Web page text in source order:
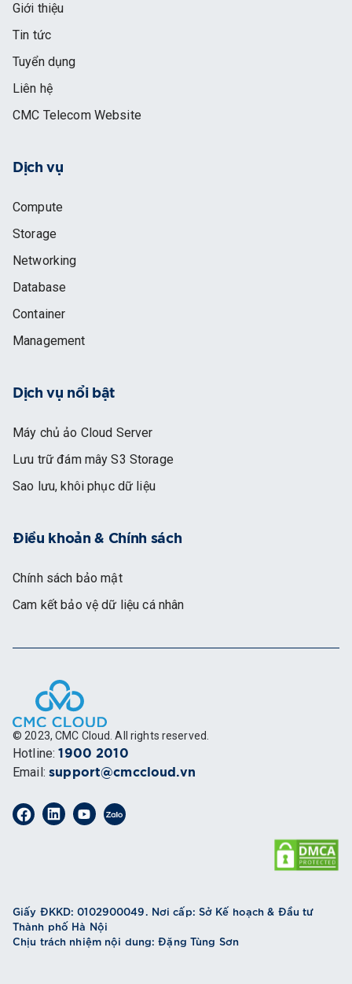
Giới thiệu
Tin tức
Tuyển dụng
Liên hệ
CMC Telecom Website
Dịch vụ
Compute
Storage
Networking
Database
Container
Management
Dịch vụ nổi bật
Máy chủ ảo Cloud Server
Lưu trữ đám mây S3 Storage
Sao lưu, khôi phục dữ liệu
Điều khoản & Chính sách
Chính sách bảo mật
Cam kết bảo vệ dữ liệu cá nhân
© 2023, CMC Cloud. All rights reserved.
Hotline: 1900 2010
Email : support@cmccloud.vn
Giấy ĐKKD: 0102900049. Nơi cấp: Sở Kế hoạch & Đầu tư
Thành phố Hà Nội
Chịu trách nhiệm nội dung: Đặng Tùng Sơn